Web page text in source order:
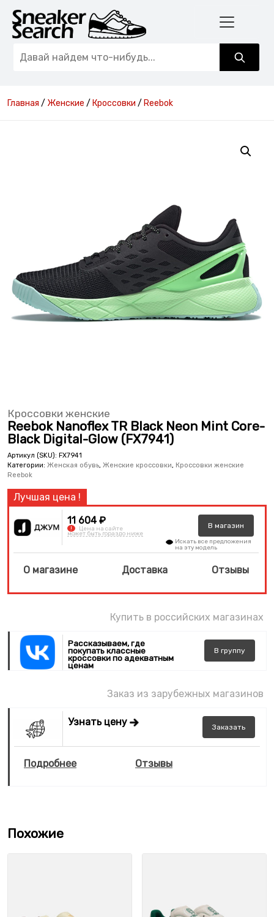
Главная / Женские / Кроссовки / Reebok
Кроссовки женские
Reebok Nanoflex TR Black Neon Mint Core-
Black Digital-Glow (FX7941)
Артикул (SKU): FX7941
Категории: Женская обувь, Женские кроссовки, Кроссовки женские
Reebok
11 604 ₽
! Цена на сайте
может быть гораздо ниже
В магазин
Искать все предложения
на эту модель
О магазине Доставка Отзывы
Купить в российских магазинах
Рассказываем, где
покупать классные
кроссовки по адекватным
ценам
В группу
Заказ из зарубежных магазинов
Узнать цену Заказать
Подробнее Отзывы
Похожие